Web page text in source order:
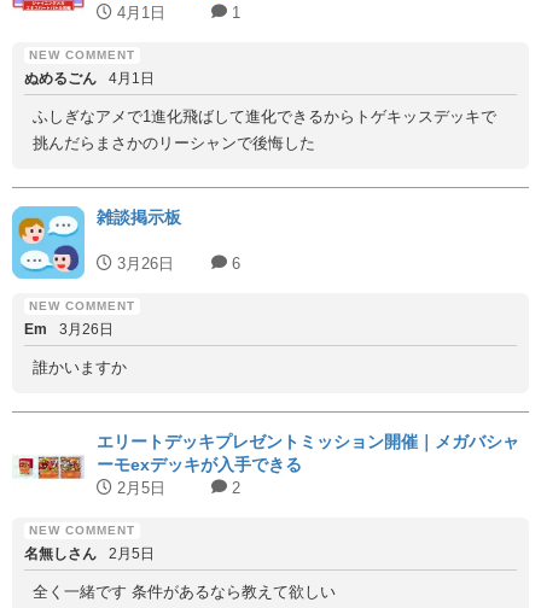
4月1日 1
ぬめるごん 4月1日
ふしぎなアメで1進化飛ばして進化できるからトゲキッスデッキで
挑んだらまさかのリーシャンで後悔した
雑談掲示板
3月26日 6
Em 3月26日
誰かいますか
エリートデッキプレゼントミッション開催｜メガバシャ
ーモexデッキが入手できる
2月5日 2
名無しさん 2月5日
全く一緒です 条件があるなら教えて欲しい